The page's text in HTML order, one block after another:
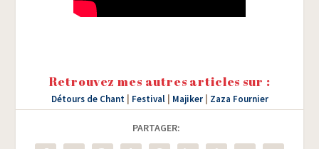
Retrouvez mes autres articles sur :
Détours de Chant| Festival| Majiker| Zaza Fournier
PARTAGER: